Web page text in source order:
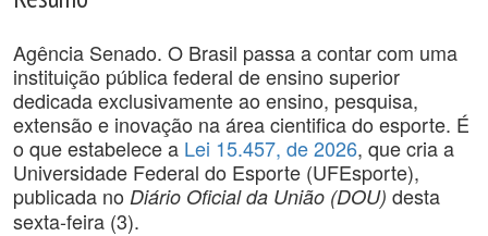
Agência Senado. O Brasil passa a contar com uma
instituição pública federal de ensino superior
dedicada exclusivamente ao ensino, pesquisa,
extensão e inovação na área cientifica do esporte. É
o que estabelece a Lei 15.457, de 2026, que cria a
Universidade Federal do Esporte (UFEsporte),
publicada no Diário Oficial da União (DOU) desta
sexta-feira (3).